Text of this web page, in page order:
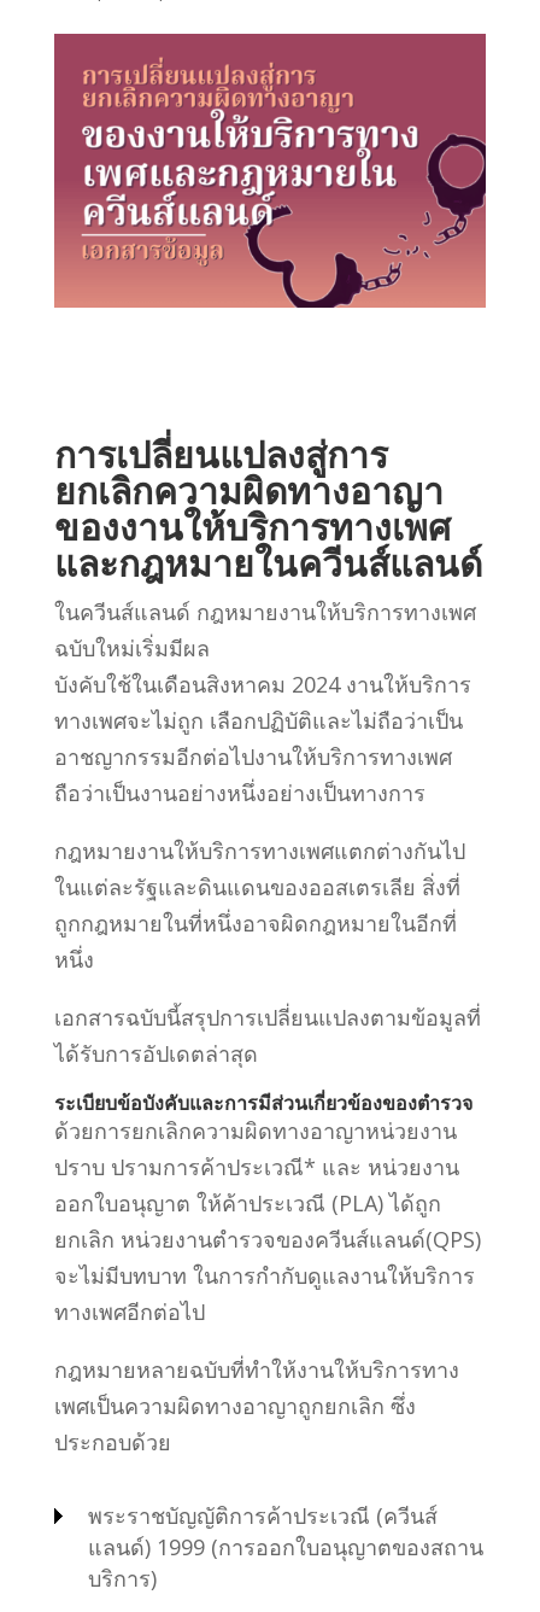
การเปลี่ยนแปลงสู่การ
ยกเลิกความผิดทางอาญา
ของงานให้บริการทางเพศ
และกฎหมายในควีนส์แลนด์
ในควีนส์แลนด์ กฎหมายงานให้บริการทางเพศ
ฉบับใหม่เริ่มมีผล
บังคับใช้ในเดือนสิงหาคม 2024 งานให้บริการ
ทางเพศจะไม่ถูก เลือกปฏิบัติและไม่ถือว่าเป็น
อาชญากรรมอีกต่อไปงานให้บริการทางเพศ
ถือว่าเป็นงานอย่างหนึ่งอย่างเป็นทางการ
กฎหมายงานให้บริการทางเพศแตกต่างกันไป
ในแต่ละรัฐและดินแดนของออสเตรเลีย สิ่งที่
ถูกกฎหมายในที่หนึ่งอาจผิดกฎหมายในอีกที่
หนึ่ง
เอกสารฉบับนี้สรุปการเปลี่ยนแปลงตามข้อมูลที่
ได้รับการอัปเดตล่าสุด
ระเบียบข้อบังคับและการมีส่วนเกี่ยวข้องของตำรวจ
ด้วยการยกเลิกความผิดทางอาญาหน่วยงาน
ปราบ ปรามการค้าประเวณี* และ หน่วยงาน
ออกใบอนุญาต ให้ค้าประเวณี (PLA) ได้ถูก
ยกเลิก หน่วยงานตำรวจของควีนส์แลนด์(QPS)
จะไม่มีบทบาท ในการกำกับดูแลงานให้บริการ
ทางเพศอีกต่อไป
กฎหมายหลายฉบับที่ทำให้งานให้บริการทาง
เพศเป็นความผิดทางอาญาถูกยกเลิก ซึ่ง
ประกอบด้วย
พระราชบัญญัติการค้าประเวณี (ควีนส์
แลนด์) 1999 (การออกใบอนุญาตของสถาน
บริการ)